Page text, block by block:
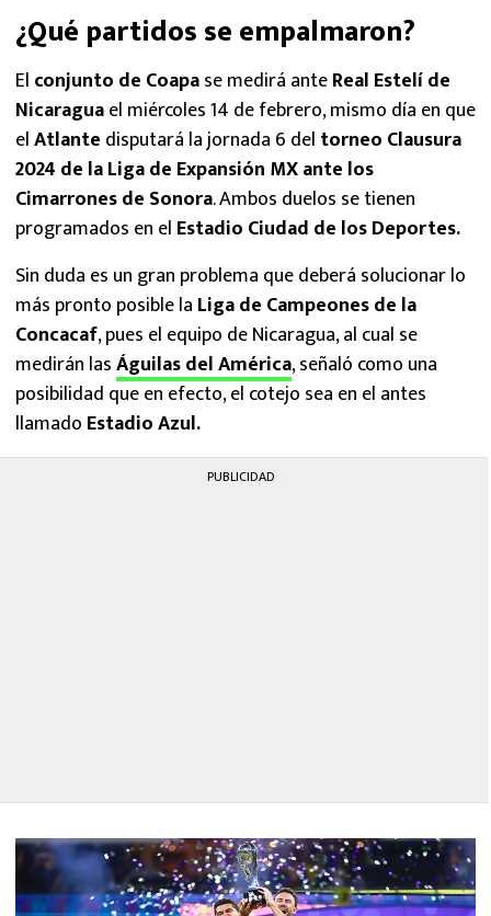
¿Qué partidos se empalmaron?
El conjunto de Coapase medirá anteReal Estelí de
Nicaraguael miércoles 14 de febrero, mismo día en que
elAtlante disputará la jornada 6 del torneo Clausura
2024 de la Liga de Expansión MX ante los
Cimarrones de Sonora. Ambos duelos se tienen
programados en el Estadio Ciudad de los Deportes.
Sin duda es un gran problema que deberá solucionar lo
más pronto posible la Liga de Campeones de la
Concacaf, pues el equipo de Nicaragua, al cual se
medirán lasÁguilas del América, señaló como una
posibilidad que en efecto, el cotejo sea en el antes
llamado Estadio Azul.
PUBLICIDAD